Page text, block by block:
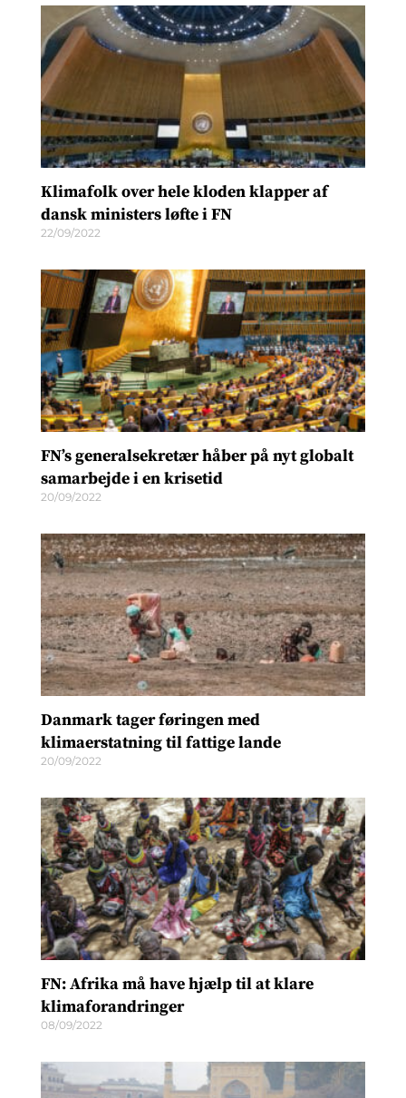
Klimafolk over hele kloden klapper af
dansk ministers løfte i FN
22/09/2022
FN’s generalsekretær håber på nyt globalt
samarbejde i en krisetid
20/09/2022
Danmark tager føringen med
klimaerstatning til fattige lande
20/09/2022
FN: Afrika må have hjælp til at klare
klimaforandringer
08/09/2022